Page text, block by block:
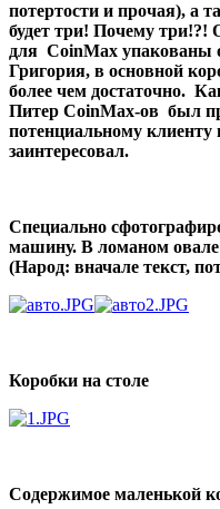
потертости и прочая), а
будет три! Почему три!?!
для CoinMax упакованы
Григория, в основной
более чем достаточно.
Питер CoinMax-ов был
потенциальному клиенту
заинтересовал.
Специально
машину. В ломаном
(Народ: вначале текст,
Коробки на столе
Содержимое маленькой